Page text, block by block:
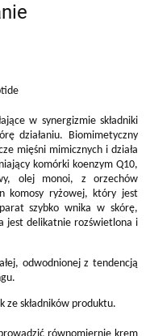
w synergizmie składniki
działaniu. Biomimetyczny
mięśni mimicznych i działa
komórki koenzym Q10,
olej monoi, z orzechów
komosy ryżowej, który jest
szybko wnika w skórę,
jest delikatnie rozświetlona i
odwodnionej z tendencją
ze składników produktu.